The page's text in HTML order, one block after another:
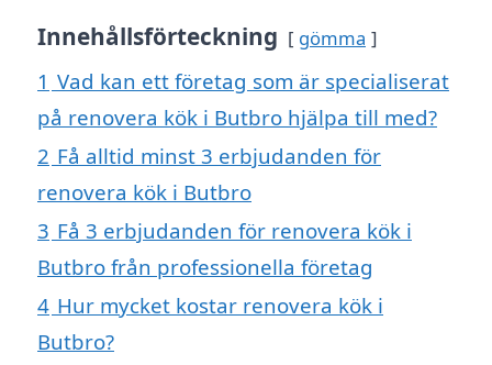
Innehållsförteckning gömma
1 Vad kan ett företag som är specialiserat
på renovera kök i Butbro hjälpa till med?
2 Få alltid minst 3 erbjudanden för
renovera kök i Butbro
3 Få 3 erbjudanden för renovera kök i
Butbro från professionella företag
4 Hur mycket kostar renovera kök i
Butbro?